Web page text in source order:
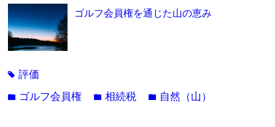
ゴルフ会員権を通じた山の恵み
tag評価
folder ゴルフ会員権 folder相続税 folder 自然（山）